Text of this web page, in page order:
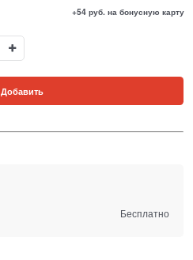
+54 руб. на бонусную карту
Добавить
Бесплатно